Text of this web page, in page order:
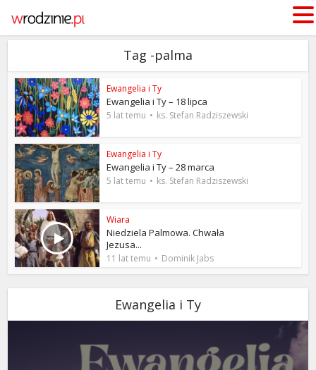
Tag -palma
Ewangelia i Ty
Ewangelia i Ty – 18 lipca
5 lat temu ks. Stefan Radziszewski
Ewangelia i Ty
Ewangelia i Ty – 28 marca
5 lat temu ks. Stefan Radziszewski
Wiara
Niedziela Palmowa. Chwała
Jezusa...
11 lat temu Dominik Jabs
Ewangelia i Ty